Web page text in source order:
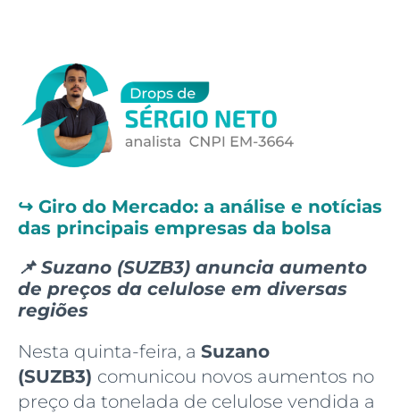
↪️ Giro do Mercado: a análise e notícias
das principais empresas da bolsa
📌 Suzano (SUZB3) anuncia aumento
de preços da celulose em diversas
regiões
Nesta quinta-feira, a Suzano
(SUZB3) comunicou novos aumentos no
preço da tonelada de celulose vendida a